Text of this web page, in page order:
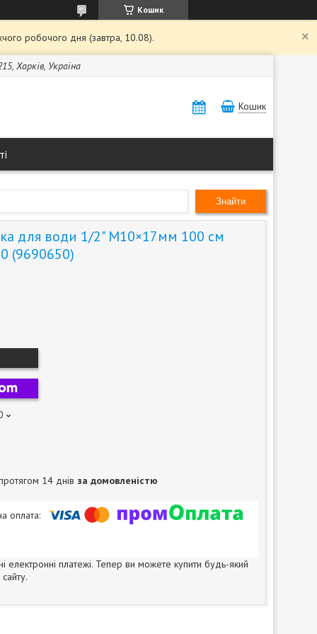
Кошик
робочого дня (завтра, 10.08).
Харків, Україна
Кошик
Знайти
для води 1/2" М10×17мм 100 см
(9690650)
14 днів за домовленістю
електронні платежі. Тепер ви можете купити будь-який